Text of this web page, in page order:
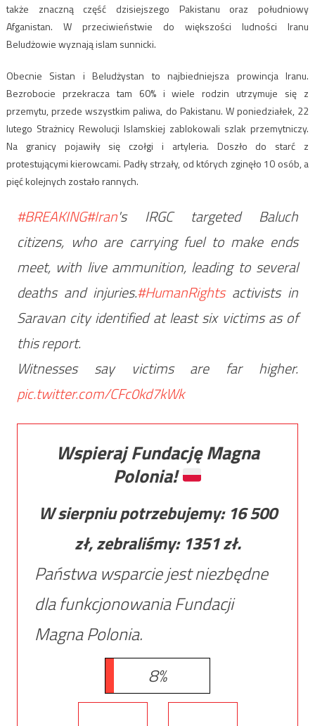
także znaczną część dzisiejszego Pakistanu oraz południowy
Afganistan. W przeciwieństwie do większości ludności Iranu
Beludżowie wyznają islam sunnicki.
Obecnie Sistan i Beludżystan to najbiedniejsza prowincja Iranu.
Bezrobocie przekracza tam 60% i wiele rodzin utrzymuje się z
przemytu, przede wszystkim paliwa, do Pakistanu. W poniedziałek, 22
lutego Strażnicy Rewolucji Islamskiej zablokowali szlak przemytniczy.
Na granicy pojawiły się czołgi i artyleria. Doszło do starć z
protestującymi kierowcami. Padły strzały, od których zginęło 10 osób, a
pięć kolejnych zostało rannych.
#BREAKING#Iran's IRGC targeted Baluch
citizens, who are carrying fuel to make ends
meet, with live ammunition, leading to several
deaths and injuries.#HumanRightsactivists in
Saravan city identified at least six victims as of
this report.
Witnesses say victims are far higher.
pic.twitter.com/CFc0kd7kWk
Wspieraj Fundację Magna
Polonia!
W sierpniu potrzebujemy: 16 500
zł, zebraliśmy: 1351zł.
Państwa wsparcie jest niezbędne
dla funkcjonowania Fundacji
Magna Polonia.
8%